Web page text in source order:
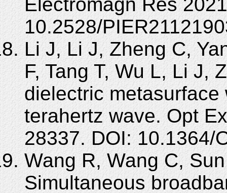
Electromagn Res
10.2528/
Li J, Li J, Zheng C,
F, Tang T, Wu L, Li J,
dielectric
terahertz wave. Opt
28337. DOI: 10.1364/
Wang R, Wang C,
Simultaneous